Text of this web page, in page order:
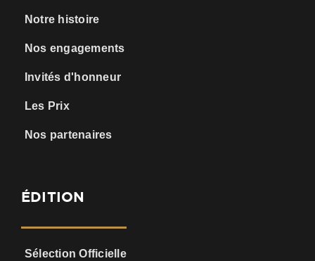
Notre histoire
Nos engagements
Invités d'honneur
Les Prix
Nos partenaires
ÉDITION
Sélection Officielle